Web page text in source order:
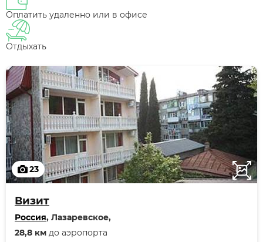
Оплатить удаленно или в офисе
Отдыхать
23
Визит
Россия, Лазаревское,
28,8 км до аэропорта